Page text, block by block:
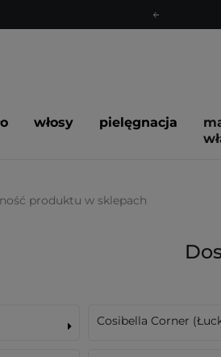
włosy pielęgnacja
produktu w sklepach
Cosibella Corner